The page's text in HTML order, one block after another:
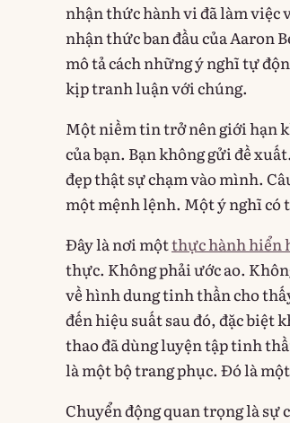
nhận thức hành vi đã làm
nhận thức ban đầu của Aaron
mô tả cách những ý nghĩ tự
kịp tranh luận với chúng.
Một niềm tin trở nên giới hạn
của bạn. Bạn không gửi đề
đẹp thật sự chạm vào mình.
một mệnh lệnh. Một ý nghĩ có
Đây là nơi mộtthực hành hiển
thực. Không phải ước ao.
về hình dung tinh thần cho
đến hiệu suất sau đó, đặc biệt
thao đã dùng luyện tập tinh
là một bộ trang phục. Đó là
Chuyển động quan trọng là sự